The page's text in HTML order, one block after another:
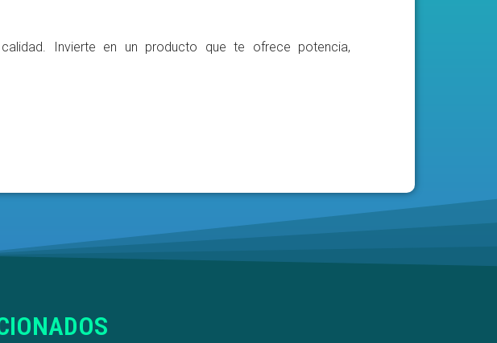
Invierte en un producto que te ofrece potencia,